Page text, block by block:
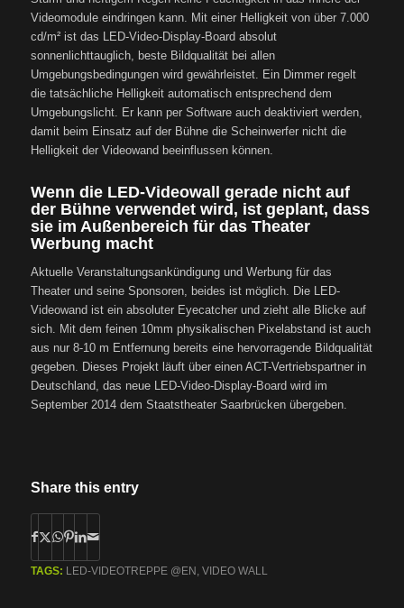
Videomodule eindringen kann. Mit einer Helligkeit von über 7.000
cd/m² ist das LED-Video-Display-Board absolut
sonnenlichttauglich, beste Bildqualität bei allen
Umgebungsbedingungen wird gewährleistet. Ein Dimmer regelt
die tatsächliche Helligkeit automatisch entsprechend dem
Umgebungslicht. Er kann per Software auch deaktiviert werden,
damit beim Einsatz auf der Bühne die Scheinwerfer nicht die
Helligkeit der Videowand beeinflussen können.
Wenn die LED-Videowall gerade nicht auf
der Bühne verwendet wird, ist geplant, dass
sie im Außenbereich für das Theater
Werbung macht
Aktuelle Veranstaltungsankündigung und Werbung für das
Theater und seine Sponsoren, beides ist möglich. Die LED-
Videowand ist ein absoluter Eyecatcher und zieht alle Blicke auf
sich. Mit dem feinen 10mm physikalischen Pixelabstand ist auch
aus nur 8-10 m Entfernung bereits eine hervorragende Bildqualität
gegeben. Dieses Projekt läuft über einen ACT-Vertriebspartner in
Deutschland, das neue LED-Video-Display-Board wird im
September 2014 dem Staatstheater Saarbrücken übergeben.
Share this entry
TAGS: LED-VIDEOTREPPE @EN VIDEO WALL